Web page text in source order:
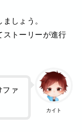
しょう。
ストーリーが進行
カイト
ファ